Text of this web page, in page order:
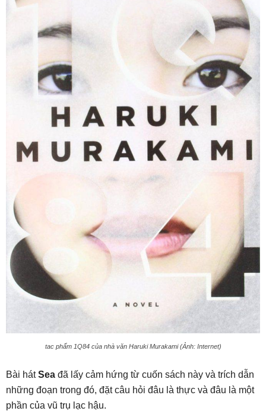
tac phẩm 1Q84 của nhà văn Haruki Murakami (Ảnh: Internet)
Bài hátSea đã lấy cảm hứng từ cuốn sách này và trích dẫn
những đoạn trong đó, đặt câu hỏi đâu là thực và đâu là một
phần của vũ trụ lạc hậu.